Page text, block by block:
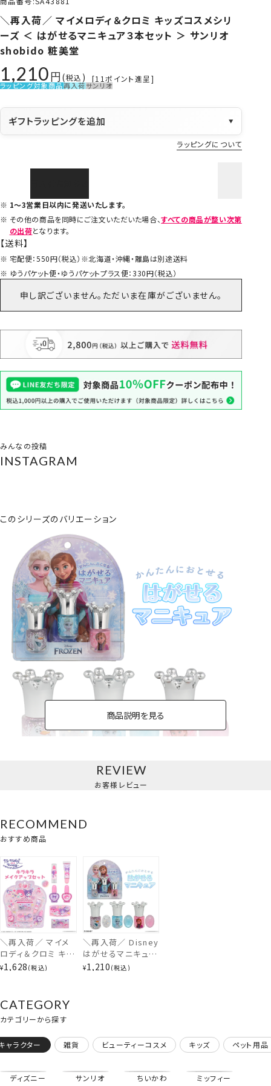
＼再入荷／ マイメロディ＆クロミ キッズコスメシリ
ーズ ＜ はがせるマニキュア３本セット ＞ サンリオ
shobido 粧美堂
1,210 税込 [11ポイント進呈]
ラッピング対象商品再入荷サンリオ
ギフトラッピングを追加 ▼
ラッピングについて
1～3営業日以内に発送いたします。
その他の商品を同時にご注文いただいた場合、すべての商品が整い次第
の出荷となります。
【送料】
宅配便：550円（税込）※北海道・沖縄・離島は別途送料
ゆうパケット便・ゆうパケットプラス便：330円（税込）
申し訳ございません。ただいま在庫がございません。
みんなの投稿
INSTAGRAM
このシリーズのバリエーション
はがせるマニキュア３本セット＜アナと雪の女王＞
商品説明を見る
REVIEW
お客様レビュー
RECOMMEND
おすすめ商品
＼再入荷／ マイメ
ロディ＆クロミ キッ
ズコスメシリーズ ＜
shobido 粧美堂
¥1,628 税込
＼再入荷／ Disney
はがせるマニキュア
３本セット ＜ アナと
¥1,210 税込
CATEGORY
カテゴリーから探す
ャラクター 雑貨 ビューティーコスメ キッズ ペット用品
ディズニー サンリオ ちいかわ ミッフィー